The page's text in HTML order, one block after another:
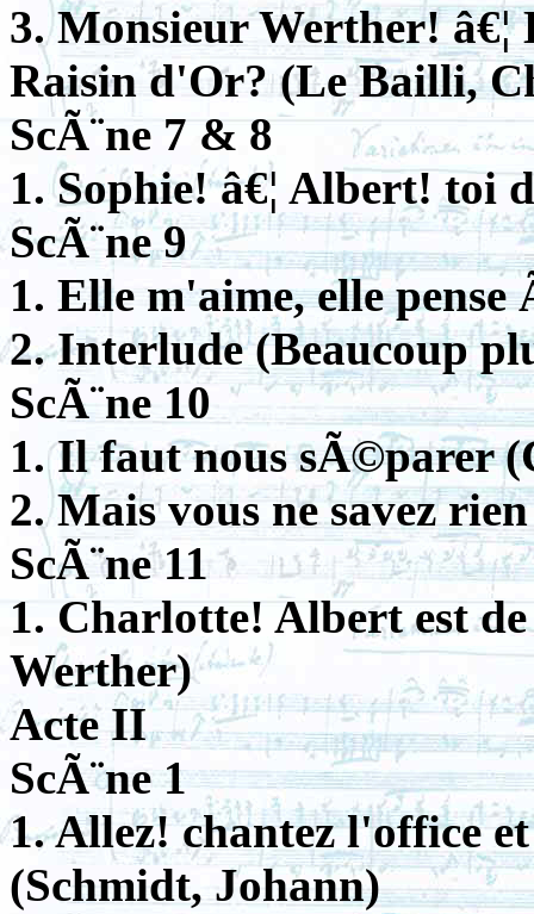
3. Monsieur Werther!
Raisin d'Or? (Le Bailli,
ScÃ¨ne 7 & 8
1. Sophie! â€¦ Albert! toi
ScÃ¨ne 9
1. Elle m'aime, elle
2. Interlude (Beaucoup
ScÃ¨ne 10
1. Il faut nous sÃ©parer
2. Mais vous ne savez
ScÃ¨ne 11
1. Charlotte! Albert est
Werther)
Acte II
ScÃ¨ne 1
1. Allez! chantez l'office
(Schmidt, Johann)